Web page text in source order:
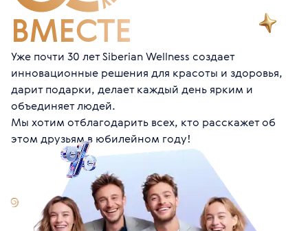
Сентябрь
с новинками
ВМЕСТЕ
Уже почти 30 лет Siberian Wellness создает
инновационные решения для красоты и здоровья,
дарит подарки, делает каждый день ярким и
объединяет людей.
Мы хотим отблагодарить всех, кто расскажет об
этом друзьям в юбилейном году!